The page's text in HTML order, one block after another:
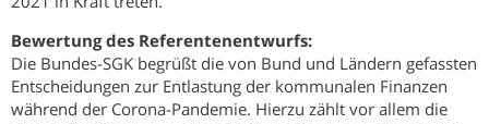
Bewertung des Referentenentwurfs:
Die Bundes-SGK begrüßt die von Bund und Ländern gefassten
Entscheidungen zur Entlastung der kommunalen Finanzen
während der Corona-Pandemie. Hierzu zählt vor allem die